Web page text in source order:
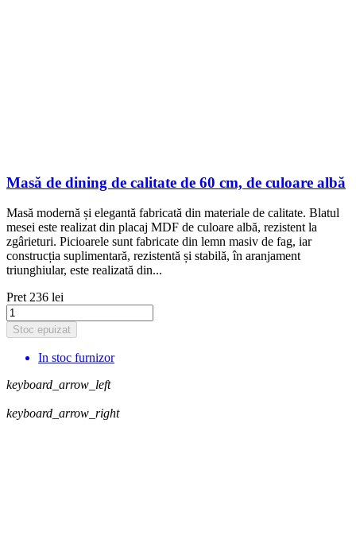
Masă de dining de calitate de 60 cm, de culoare albă
Masă modernă și elegantă fabricată din materiale de calitate. Blatul
mesei este realizat din placaj MDF de culoare albă, rezistent la
zgârieturi. Picioarele sunt fabricate din lemn masiv de fag, iar
construcția suplimentară, rezistentă și stabilă, în aranjament
triunghiular, este realizată din...
Pret 236 lei
Stoc epuizat
In stoc furnizor
keyboard_arrow_left
keyboard_arrow_right